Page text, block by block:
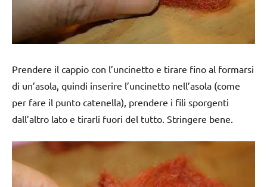
Prendere il cappio con l’uncinetto e tirare fino al formarsi
di un’asola, quindi inserire l’uncinetto nell’asola (come
per fare il punto catenella), prendere i fili sporgenti
dall’altro lato e tirarli fuori del tutto. Stringere bene.